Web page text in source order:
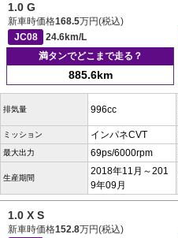
1.0 G
新車時価格168.5万円(税込)
JC08
24.6km/L
満タンでどこまで走る？
885.6km
排気量 996cc
ミッション インパネCVT
最大出力 69ps/6000rpm
生産期間
2018年11月～201
9年09月
1.0 X S
新車時価格152.8万円(税込)